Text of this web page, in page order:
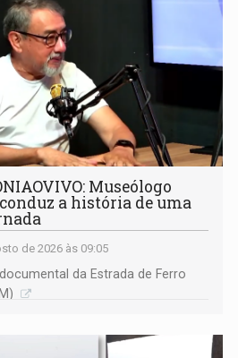
Museólogo
a história de uma
de 2026 às 09:05
da Estrada de Ferro